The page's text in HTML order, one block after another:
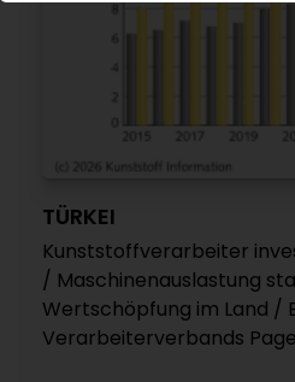
TÜRKEI
Kunststoffverarbeiter
/ Maschinenauslastung
Wertschöpfung im Land /
Verarbeiterverbands